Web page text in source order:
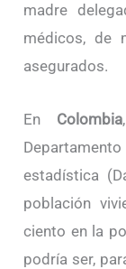
madre
médicos, de
asegurados.
En Colombia
estadística
población
ciento en la
podría ser,